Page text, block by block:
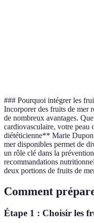
### Pourquoi intégrer les
Incorporer des fruits de mer
de nombreux avantages.
cardiovasculaire, votre
diététicienne** Marie
mer disponibles permet de
un rôle clé dans la
recommandations
deux portions de fruits de
Comment
Étape 1 : Choisir les